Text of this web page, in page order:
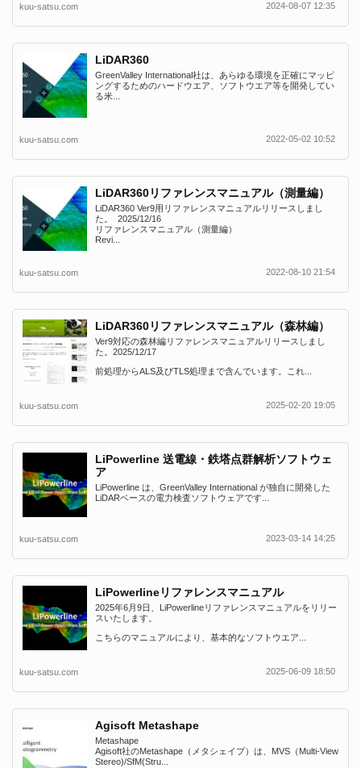
kuu-satsu.com 2024-08-07 12:35
LiDAR360
GreenValley International社は、あらゆる環境を正確にマッピ
ングするためのハードウエア、ソフトウエア等を開発してい
る米...
kuu-satsu.com 2022-05-02 10:52
LiDAR360リファレンスマニュアル（測量編）
LiDAR360 Ver9用リファレンスマニュアルリリースしまし
た。 2025/12/16
リファレンスマニュアル（測量編）
Revi...
kuu-satsu.com 2022-08-10 21:54
LiDAR360リファレンスマニュアル（森林編）
Ver9対応の森林編リファレンスマニュアルリリースしまし
た。2025/12/17
前処理からALS及びTLS処理まで含んでいます。これ...
kuu-satsu.com 2025-02-20 19:05
LiPowerline 送電線・鉄塔点群解析ソフトウェ
ア
LiPowerline は、GreenValley International が独自に開発した
LiDARベースの電力検査ソフトウェアです...
kuu-satsu.com 2023-03-14 14:25
LiPowerlineリファレンスマニュアル
2025年6月9日、LiPowerlineリファレンスマニュアルをリリー
スいたします。
こちらのマニュアルにより、基本的なソフトウエア...
kuu-satsu.com 2025-06-09 18:50
Agisoft Metashape
Metashape
Agisoft社のMetashape（メタシェイプ）は、MVS（Multi-View
Stereo)/SfM(Stru...